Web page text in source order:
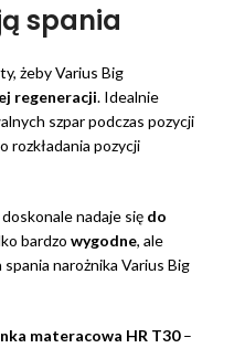
spania
żeby Varius Big
regeneracji. Idealnie
szpar podczas pozycji
rozkładania pozycji
nadaje się do
bardzo wygodne, ale
narożnika Varius Big
materacowa HR T30–